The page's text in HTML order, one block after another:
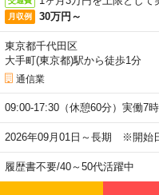
月収例 30万円～
東京都千代田区
大手町(東京都)駅から徒歩1分
通信業
09:00-17:30（休憩60分）実働7
2026年09月01日～長期 ※開
履歴書不要/40～50代活躍中